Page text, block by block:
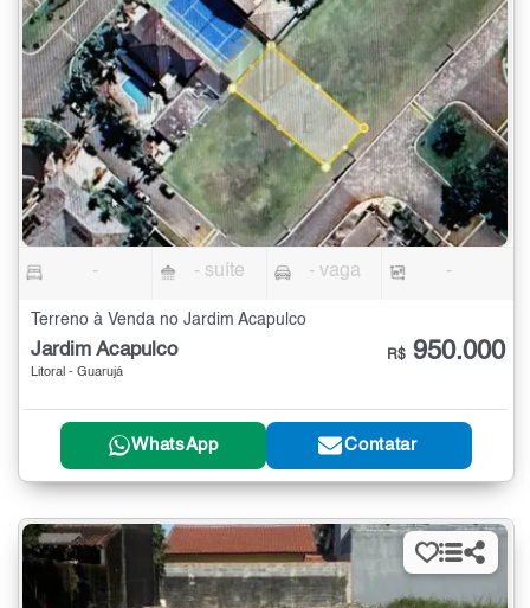
- - suíte - vaga -
Terreno à Venda no Jardim Acapulco
Jardim Acapulco
Litoral - Guarujá
R$ 950.000
WhatsApp Contatar